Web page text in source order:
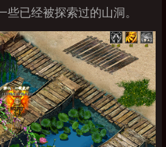
已经被探索过的山洞。